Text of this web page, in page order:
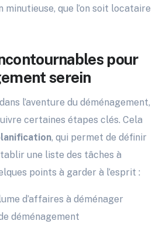
que l’on soit locataire
pour
serein
l’aventure du déménagement,
certaines étapes clés. Cela
, qui permet de définir
une liste des tâches à
points à garder à l’esprit :
d’affaires à déménager
déménagement